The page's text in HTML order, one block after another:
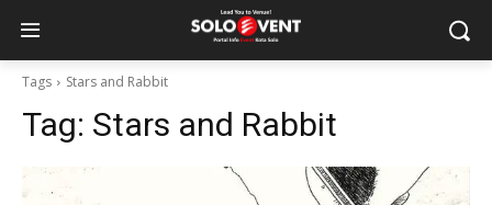
Tags Stars and Rabbit
Tag: Stars and Rabbit